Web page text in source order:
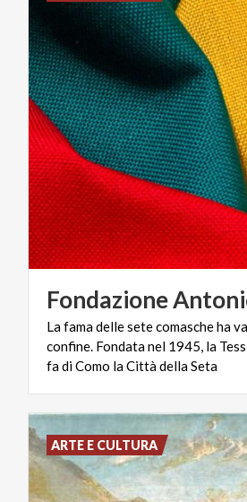
Fondazione
La fama delle sete comasche ha
confine. Fondata nel 1945, la
fa di Como la Città della Seta
ARTE E CULTURA